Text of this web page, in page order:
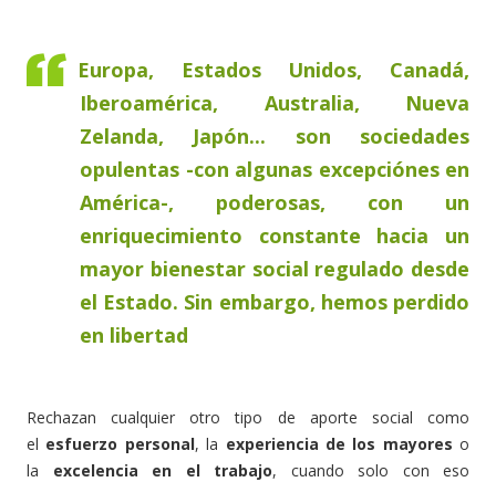
Europa, Estados Unidos, Canadá,
Iberoamérica, Australia, Nueva
Zelanda, Japón... son sociedades
opulentas -con algunas excepciónes en
América-, poderosas, con un
enriquecimiento constante hacia un
mayor bienestar social regulado desde
el Estado. Sin embargo, hemos perdido
en libertad
Rechazan cualquier otro tipo de aporte social como
el esfuerzo personal, la experiencia de los mayores o
la excelencia en el trabajo, cuando solo con eso